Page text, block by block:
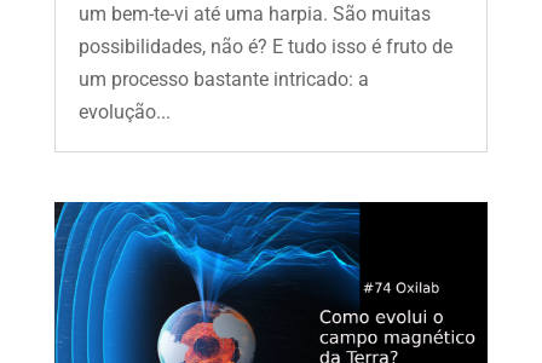
um bem-te-vi até uma harpia. São muitas
possibilidades, não é? E tudo isso é fruto de
um processo bastante intricado: a
evolução...